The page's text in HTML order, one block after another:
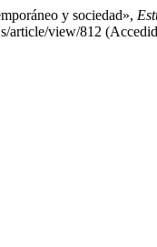
y sociedad»,
article/view/812